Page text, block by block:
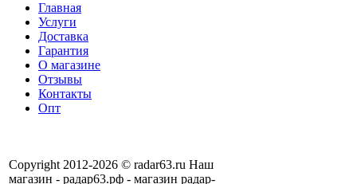
Главная
Услуги
Доставка
Гарантия
О магазине
Отзывы
Контакты
Опт
Copyright 2012-2026 © radar63.ru Наш
магазин - радар63.рф - магазин радар-